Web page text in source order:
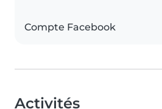
Compte Facebook
Activités